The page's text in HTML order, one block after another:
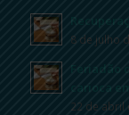
8 de julho
Feriadão
carioca
22 de abril